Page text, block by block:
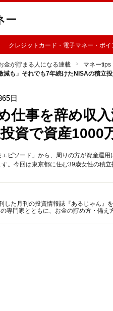
ー
クレジットカード・電子マネー・ポイ
金が貯まる人になる連載
マネーtips
減も」それでも7年続けたNISAの積立
日
仕事を辞め収
資で資産1000
ピソード」から、周りの方が資産運
。今回は東京都に住む39歳女性の積立
した月刊の投資情報誌『あるじゃん』
専門家とともに、お金の貯め方・備